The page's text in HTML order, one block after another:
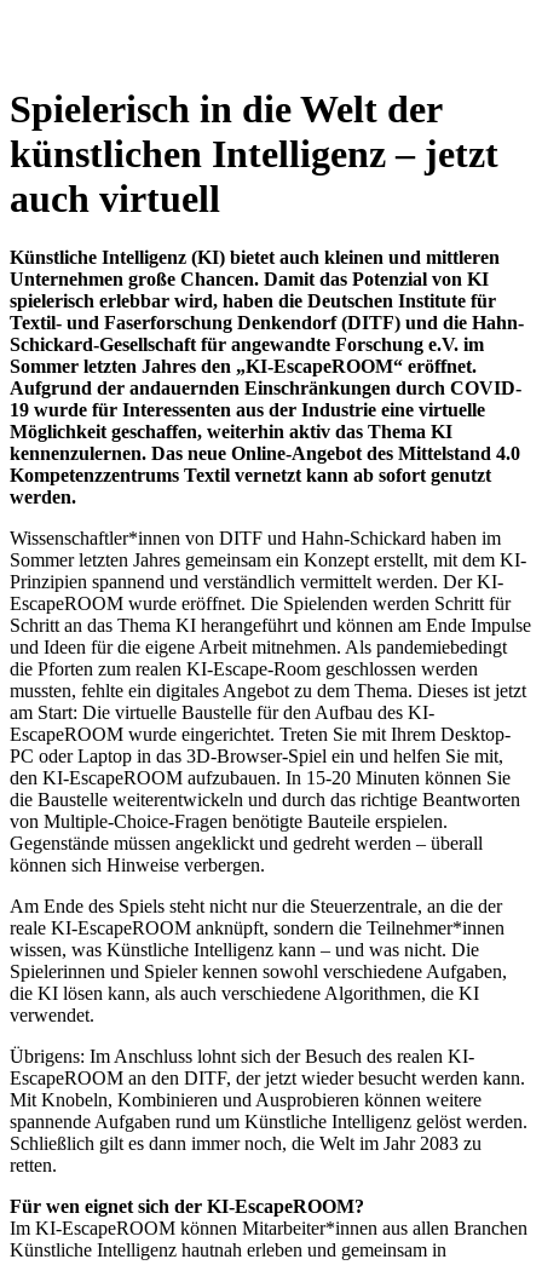
Spielerisch in die Welt der
künstlichen Intelligenz – jetzt
auch virtuell
Künstliche Intelligenz (KI) bietet auch kleinen und mittleren
Unternehmen große Chancen. Damit das Potenzial von KI
spielerisch erlebbar wird, haben die Deutschen Institute für
Textil- und Faserforschung Denkendorf (DITF) und die Hahn-
Schickard-Gesellschaft für angewandte Forschung e.V. im
Sommer letzten Jahres den „KI-EscapeROOM“ eröffnet.
Aufgrund der andauernden Einschränkungen durch COVID-
19 wurde für Interessenten aus der Industrie eine virtuelle
Möglichkeit geschaffen, weiterhin aktiv das Thema KI
kennenzulernen. Das neue Online-Angebot des Mittelstand 4.0
Kompetenzzentrums Textil vernetzt kann ab sofort genutzt
werden.
Wissenschaftler*innen von DITF und Hahn-Schickard haben im
Sommer letzten Jahres gemeinsam ein Konzept erstellt, mit dem KI-
Prinzipien spannend und verständlich vermittelt werden. Der KI-
EscapeROOM wurde eröffnet. Die Spielenden werden Schritt für
Schritt an das Thema KI herangeführt und können am Ende Impulse
und Ideen für die eigene Arbeit mitnehmen. Als pandemiebedingt
die Pforten zum realen KI-Escape-Room geschlossen werden
mussten, fehlte ein digitales Angebot zu dem Thema. Dieses ist jetzt
am Start: Die virtuelle Baustelle für den Aufbau des KI-
EscapeROOM wurde eingerichtet. Treten Sie mit Ihrem Desktop-
PC oder Laptop in das 3D-Browser-Spiel ein und helfen Sie mit,
den KI-EscapeROOM aufzubauen. In 15-20 Minuten können Sie
die Baustelle weiterentwickeln und durch das richtige Beantworten
von Multiple-Choice-Fragen benötigte Bauteile erspielen.
Gegenstände müssen angeklickt und gedreht werden – überall
können sich Hinweise verbergen.
Am Ende des Spiels steht nicht nur die Steuerzentrale, an die der
reale KI-EscapeROOM anknüpft, sondern die Teilnehmer*innen
wissen, was Künstliche Intelligenz kann – und was nicht. Die
Spielerinnen und Spieler kennen sowohl verschiedene Aufgaben,
die KI lösen kann, als auch verschiedene Algorithmen, die KI
verwendet.
Übrigens: Im Anschluss lohnt sich der Besuch des realen KI-
EscapeROOM an den DITF, der jetzt wieder besucht werden kann.
Mit Knobeln, Kombinieren und Ausprobieren können weitere
spannende Aufgaben rund um Künstliche Intelligenz gelöst werden.
Schließlich gilt es dann immer noch, die Welt im Jahr 2083 zu
retten.
Für wen eignet sich der KI-EscapeROOM?
Im KI-EscapeROOM können Mitarbeiter*innen aus allen Branchen
Künstliche Intelligenz hautnah erleben und gemeinsam in